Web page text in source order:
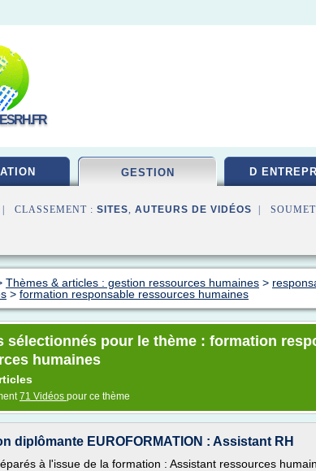
GESTION D
| CLASSEMENT : SITES, AUTEURS DE VIDÉOS |
Thèmes & articles : gestion ressources humaines >
> formation responsable ressources humaines
sélectionnés pour le thème : formation
humaines
71 Vidéos pour ce thème
diplômante EUROFORMATION : Assistant RH
à l'issue de la formation : Assistant ressources